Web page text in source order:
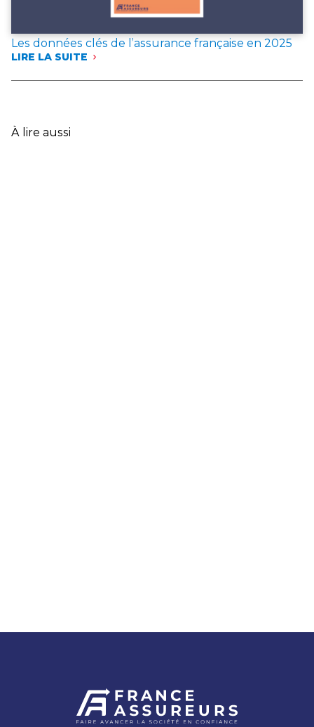
Les données clés de l’assurance française en 2025
LIRE LA SUITE
:
L’ASSURANCE
FRANÇAISE
À lire aussi